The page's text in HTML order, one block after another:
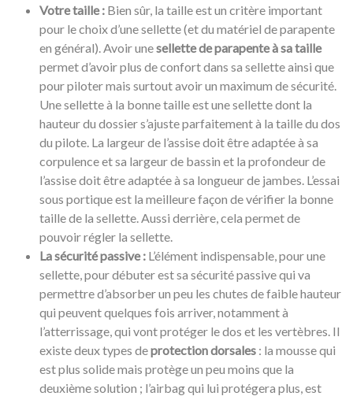
Votre taille : Bien sûr, la taille est un critère important
pour le choix d’une sellette (et du matériel de parapente
en général). Avoir unesellette de parapente à sa taille
permet d’avoir plus de confort dans sa sellette ainsi que
pour piloter mais surtout avoir un maximum de sécurité.
Une sellette à la bonne taille est une sellette dont la
hauteur du dossier s’ajuste parfaitement à la taille du dos
du pilote. La largeur de l’assise doit être adaptée à sa
corpulence et sa largeur de bassin et la profondeur de
l’assise doit être adaptée à sa longueur de jambes. L’essai
sous portique est la meilleure façon de vérifier la bonne
taille de la sellette. Aussi derrière, cela permet de
pouvoir régler la sellette.
La sécurité passive : L’élément indispensable, pour une
sellette, pour débuter est sa sécurité passive qui va
permettre d’absorber un peu les chutes de faible hauteur
qui peuvent quelques fois arriver, notamment à
l’atterrissage, qui vont protéger le dos et les vertèbres. Il
existe deux types deprotection dorsales : la mousse qui
est plus solide mais protège un peu moins que la
deuxième solution ; l’airbag qui lui protégera plus, est